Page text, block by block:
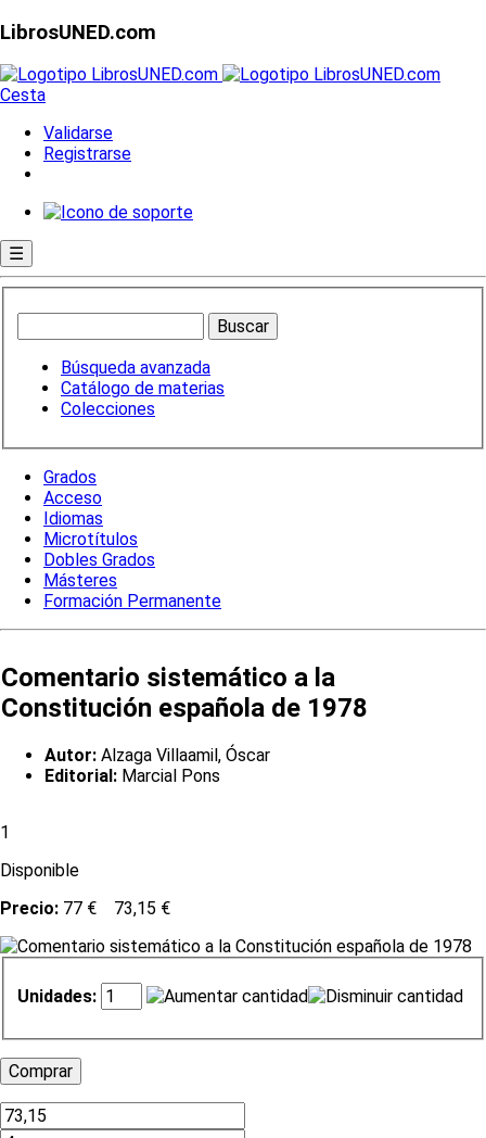
LibrosUNED.com
Cesta
Validarse
Registrarse
☰
Búsqueda avanzada
Catálogo de materias
Colecciones
Grados
Acceso
Idiomas
Microtítulos
Dobles Grados
Másteres
Formación Permanente
Comentario sistemático a la
Constitución española de 1978
Autor: Alzaga Villaamil, Óscar
Editorial: Marcial Pons
1
Disponible
Precio: 77 € 73,15 €
Unidades: